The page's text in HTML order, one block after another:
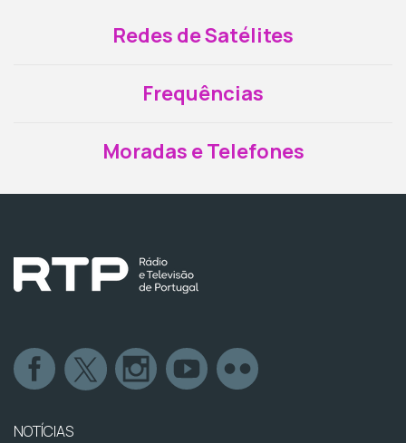
Redes de Satélites
Frequências
Moradas e Telefones
NOTÍCIAS